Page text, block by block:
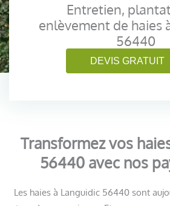
Entretien,
enlèvement de haies
56440
DEVIS GRATUIT
Transformez vos
56440 avec nos
Les haies à Languidic 56440 sont